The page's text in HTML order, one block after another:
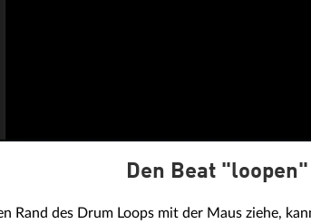
Den Beat "loopen"
Rand des Drum Loops mit der Maus ziehe,